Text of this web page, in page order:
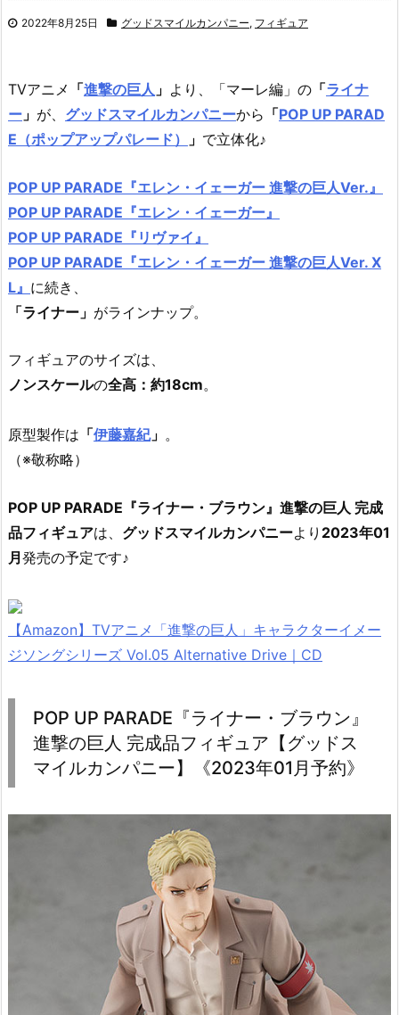
2022年8月25日 グッドスマイルカンパニー, フィギュア
TVアニメ 「進撃の巨人 」 より、「マーレ編」の 「ライナ
ー 」 が、 グッドスマイルカンパニーから 「POP UP PARAD
E（ポップアップパレード）
」 で立体化♪
POP UP PARADE『エレン・イェーガー 進撃の巨人Ver.』
POP UP PARADE『エレン・イェーガー』
POP UP PARADE『リヴァイ』
POP UP PARADE『エレン・イェーガー 進撃の巨人Ver. X
L』 に続き、
「ライナー」 がラインナップ。
フィギュアのサイズは、
ノンスケールの全高：約18cm。
原型製作は 「伊藤嘉紀」 。
（※敬称略）
POP UP PARADE『ライナー・ブラウン』進撃の巨人 完成
品フィギュアは、 グッドスマイルカンパニーより 2023年01
月発売の予定です♪
【Amazon】TVアニメ「進撃の巨人」キャラクターイメー
ジソングシリーズ Vol.05 Alternative Drive｜CD
POP UP PARADE『ライナー・ブラウン』
進撃の巨人 完成品フィギュア【グッドス
マイルカンパニー】《2023年01月予約》